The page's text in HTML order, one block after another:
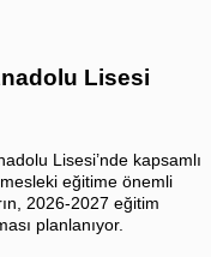
Lisesi
Lisesi’nde kapsamlı
eğitime önemli
2026-2027 eğitim
planlanıyor.